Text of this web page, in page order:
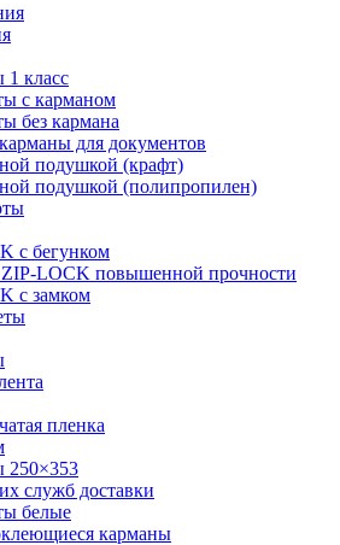
1 класс
с карманом
без кармана
для документов
подушкой (крафт)
подушкой (полипропилен)
с бегунком
LOCK повышенной прочности
с замком
пленка
250×353
служб доставки
белые
карманы